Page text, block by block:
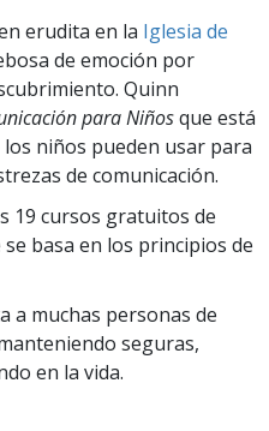
erudita en la Iglesia de
de emoción por
Quinn
para Niñosque está
niños pueden usar para
de comunicación.
19 cursos gratuitos de
basa en los principios de
a muchas personas de
seguras,
en la vida.